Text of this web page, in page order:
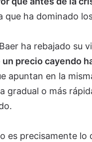
que ha dominado
ha rebajado su
precio cayendo
apuntan en la
gradual o más
es precisamente lo